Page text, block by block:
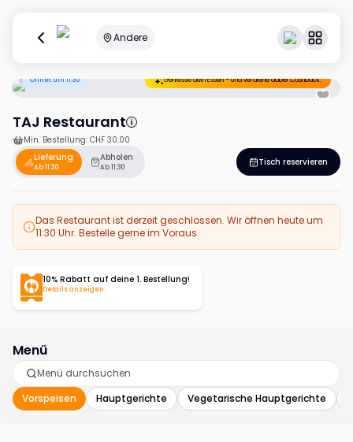
Andere
Öffnet um 11:30 Geniesse dein Essen – und verdiene dabei Cashback.
TAJ Restaurant
Min. Bestellung: CHF 30.00
Lieferung
Ab 11:30
Abholen
Ab 11:30 Tisch reservieren
Das Restaurant ist derzeit geschlossen. Wir öffnen heute um
11:30 Uhr. Bestelle gerne im Voraus.
10% Rabatt auf deine 1. Bestellung!
Details anzeigen
Menü
Vorspeisen Hauptgerichte Vegetarische Hauptgerichte